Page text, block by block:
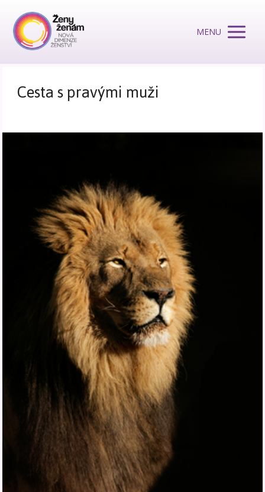
MENU
Cesta s pravými muži